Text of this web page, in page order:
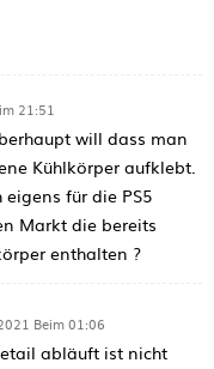
21:51
will dass man
Kühlkörper aufklebt.
für die PS5
Markt die bereits
enthalten ?
Beim 01:06
abläuft ist nicht